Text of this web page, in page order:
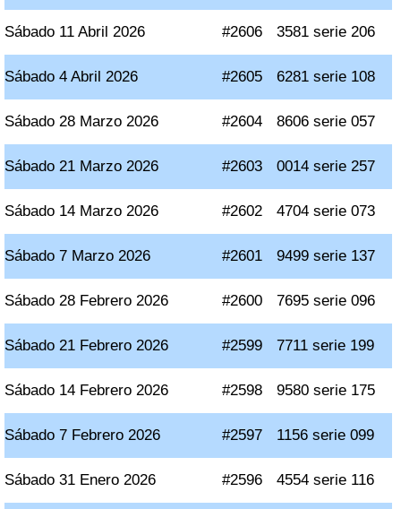
Sábado 11 Abril 2026 #2606 3581 serie 206
Sábado 4 Abril 2026 #2605 6281 serie 108
Sábado 28 Marzo 2026 #2604 8606 serie 057
Sábado 21 Marzo 2026 #2603 0014 serie 257
Sábado 14 Marzo 2026 #2602 4704 serie 073
Sábado 7 Marzo 2026 #2601 9499 serie 137
Sábado 28 Febrero 2026 #2600 7695 serie 096
Sábado 21 Febrero 2026 #2599 7711 serie 199
Sábado 14 Febrero 2026 #2598 9580 serie 175
Sábado 7 Febrero 2026 #2597 1156 serie 099
Sábado 31 Enero 2026 #2596 4554 serie 116